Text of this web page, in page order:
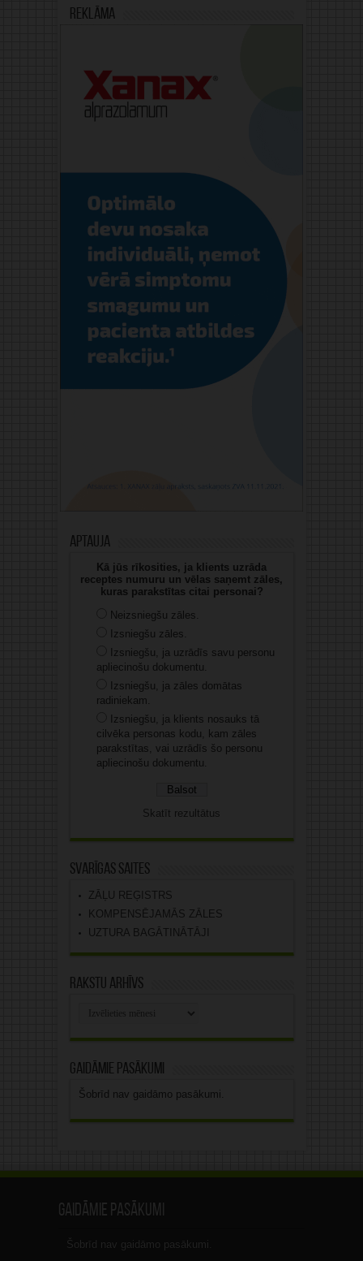
Reklāma
Aptauja
Kā jūs rīkosities, ja klients uzrāda
receptes numuru un vēlas saņemt zāles,
kuras parakstītas citai personai?
Neizsniegšu zāles.
Izsniegšu zāles.
Izsniegšu, ja uzrādīs savu personu
apliecinošu dokumentu.
Izsniegšu, ja zāles domātas
radiniekam.
Izsniegšu, ja klients nosauks tā
cilvēka personas kodu, kam zāles
parakstītas, vai uzrādīs šo personu
apliecinošu dokumentu.
Skatīt rezultātus
Svarīgas saites
ZĀĻU REĢISTRS
KOMPENSĒJAMĀS ZĀLES
UZTURA BAGĀTINĀTĀJI
Rakstu arhīvs
Gaidāmie pasākumi
Šobrīd nav gaidāmo pasākumi.
Gaidāmie pasākumi
Šobrīd nav gaidāmo pasākumi.